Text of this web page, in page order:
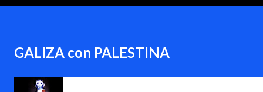
GALIZA con PALESTINA